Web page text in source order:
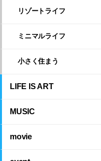
リゾートライフ
ミニマルライフ
小さく住まう
LIFE IS ART
MUSIC
movie